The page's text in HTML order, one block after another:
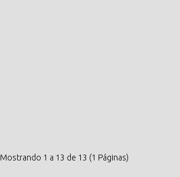
Mostrando 1 a 13 de 13 (1 Páginas)